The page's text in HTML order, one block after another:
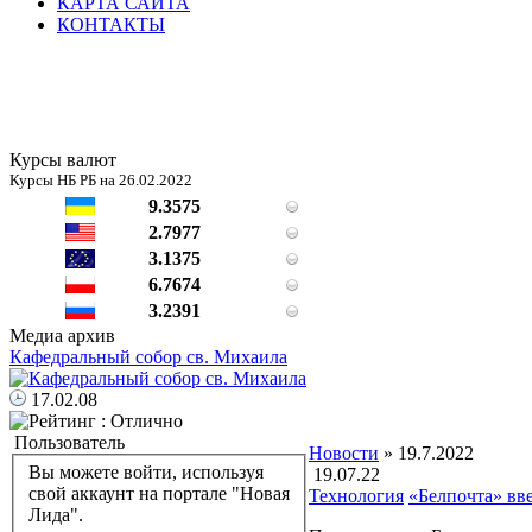
КОНТАКТЫ
Курсы валют
Курсы НБ РБ на 26.02.2022
9.3575
2.7977
3.1375
6.7674
3.2391
Медиа архив
Кафедральный собор св. Михаила
17.02.08
Пользователь
Вы можете войти, используя
свой аккаунт на портале "Новая
Лида".
Новости » 19.7.2022
19.07.22
Технология «Белпочта»